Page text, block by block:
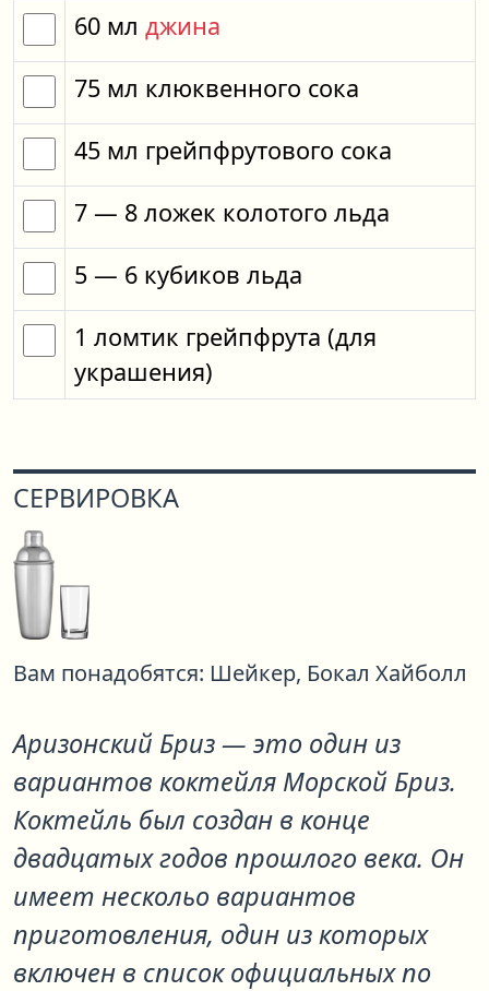
60 мл джина
75 мл клюквенного сока
45 мл грейпфрутового сока
7 — 8 ложек колотого льда
5 — 6 кубиков льда
1 ломтик грейпфрута (для
украшения)
СЕРВИРОВКА
Вам понадобятся: Шейкер, Бокал Хайболл
Аризонский Бриз— это один из
вариантов коктейля Морской Бриз.
Коктейль был создан в конце
двадцатых годов прошлого века. Он
имеет нескольо вариантов
приготовления, один из которых
включен в список официальных по